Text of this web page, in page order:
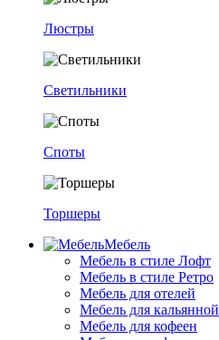
Люстры
Светильники
Споты
Торшеры
Мебель
Мебель в стиле Лофт
Мебель в стиле Ретро
Мебель для отелей
Мебель для кальянной
Мебель для кофеен